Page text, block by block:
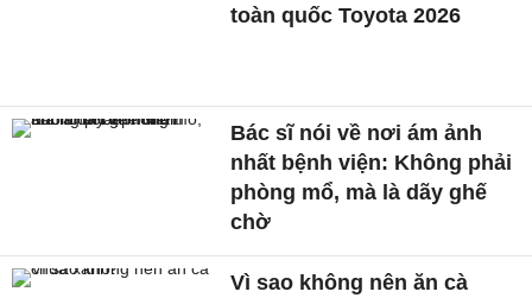
toàn quốc Toyota 2026
Bác sĩ nói về nơi ám ảnh
nhất bệnh viện: Không phải
phòng mổ, mà là dãy ghế
chờ
Vì sao không nên ăn cà